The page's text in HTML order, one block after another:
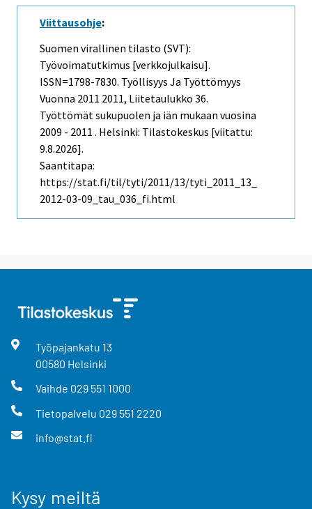
Viittausohje:
Suomen virallinen tilasto (SVT):
Työvoimatutkimus [verkkojulkaisu].
ISSN=1798-7830. Työllisyys Ja Työttömyys
Vuonna 2011 2011, Liitetaulukko 36.
Työttömät sukupuolen ja iän mukaan vuosina
2009 - 2011 . Helsinki: Tilastokeskus [viitattu:
9.8.2026].
Saantitapa:
https://stat.fi/til/tyti/2011/13/tyti_2011_13_
2012-03-09_tau_036_fi.html
Työpajankatu 13
00580 Helsinki
Vaihde 029 551 1000
Tietopalvelu 029 551 2220
info@stat.fi
Kysy meiltä